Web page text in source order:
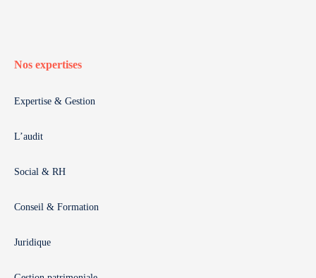
Nos expertises
Expertise & Gestion
L’audit
Social & RH
Conseil & Formation
Juridique